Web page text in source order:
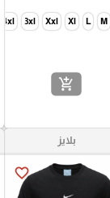
M
L
Xl
Xxl
3xl
4xl
add_shopping_cart
بلايز
favorite_border